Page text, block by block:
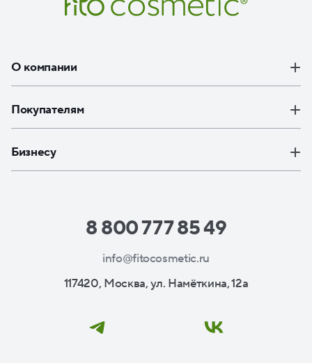
О компании
Покупателям
Бизнесу
8 800 777 85 49
info@fitocosmetic.ru
117420, Москва, ул. Намёткина, 12а